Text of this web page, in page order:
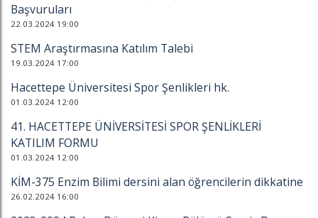
Başvuruları
22.03.2024 19:00
STEM Araştırmasına Katılım Talebi
19.03.2024 17:00
Hacettepe Üniversitesi Spor Şenlikleri hk.
01.03.2024 12:00
41. HACETTEPE ÜNİVERSİTESİ SPOR ŞENLİKLERİ
KATILIM FORMU
01.03.2024 12:00
KİM-375 Enzim Bilimi dersini alan öğrencilerin dikkatine
26.02.2024 16:00